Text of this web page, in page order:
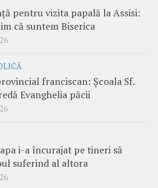
pentru vizita papală la Assisi:
că suntem Biserica
franciscan: Școala Sf.
Evanghelia păcii
i-a încurajat pe tineri să
suferind al altora